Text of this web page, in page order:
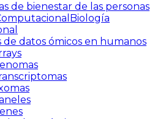
de bienestar de las personas
Biología
de datos ómicos en humanos